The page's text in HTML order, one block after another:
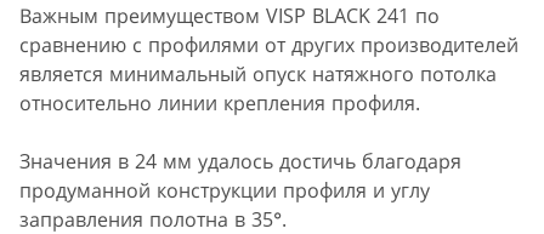
Важным преимуществом VISP BLACK 241 по
сравнению с профилями от других производителей
является минимальный опуск натяжного потолка
относительно линии крепления профиля.
Значения в 24 мм удалось достичь благодаря
продуманной конструкции профиля и углу
заправления полотна в 35°.